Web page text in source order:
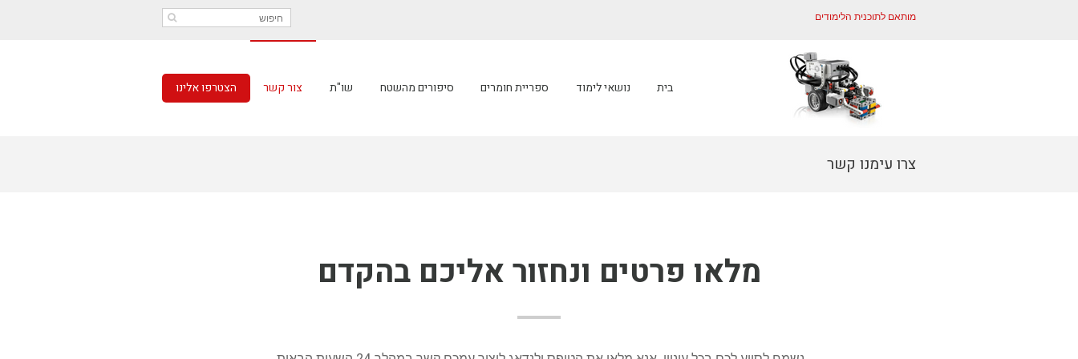
מותאם לתוכנית הלימודים
בית נושאי לימוד ספריית חומרים סיפורים מהשטח שו"ת צור קשר הצטרפו אלינו
צרו עימנו קשר
מלאו פרטים ונחזור אליכם בהקדם